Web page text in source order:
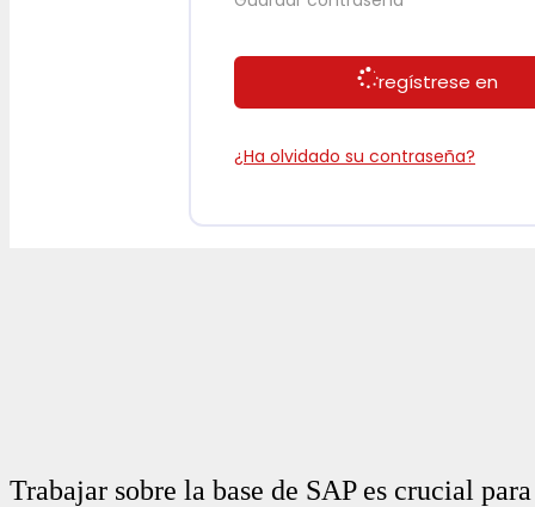
regístrese en
¿Ha olvidado su contraseña?
Trabajar sobre la base de SAP es crucial